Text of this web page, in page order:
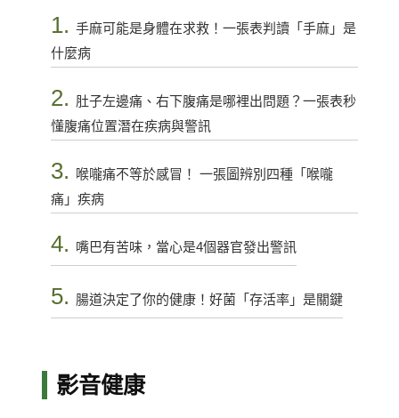
1. 手麻可能是身體在求救！一張表判讀「手麻」是
什麼病
2. 肚子左邊痛、右下腹痛是哪裡出問題？一張表秒
懂腹痛位置潛在疾病與警訊
3.
喉嚨痛不等於感冒！ 一張圖辨別四種「喉嚨
痛」疾病
4. 嘴巴有苦味，當心是4個器官發出警訊
5. 腸道決定了你的健康！好菌「存活率」是關鍵
影音健康